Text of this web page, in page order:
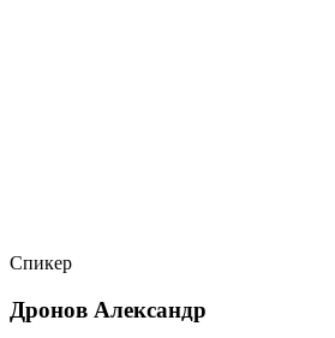
Спикер
Дронов Александр